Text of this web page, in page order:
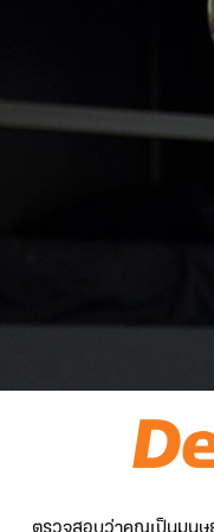
ตรวจสอบว่าคุณเป็นมนุษ